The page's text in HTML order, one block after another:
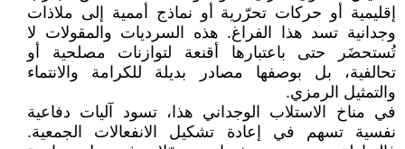
إقليمية أو حركات تحرّرية أو نماذج أممية إلى ملاذات
وجدانية تسد هذا الفراغ. هذه السرديات والمقولات لا
تُستحضَر حتى باعتبارها أقنعة لتوازنات مصلحية أو
تحالفية، بل بوصفها مصادر بديلة للكرامة والانتماء
والتمثيل الرمزي.
في مناخ الاستلاب الوجداني هذا، تسود آليات دفاعية
نفسية تسهم في إعادة تشكيل الانفعالات الجمعية.